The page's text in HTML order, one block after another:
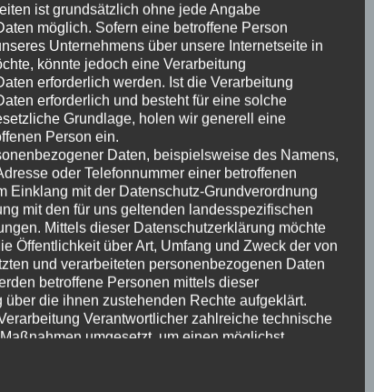
ist grundsätzlich ohne jede Angabe
möglich. Sofern eine betroffene Person
Unternehmens über unsere Internetseite in
könnte jedoch eine Verarbeitung
erforderlich werden. Ist die Verarbeitung
erforderlich und besteht für eine solche
Grundlage, holen wir generell eine
Person ein.
Daten, beispielsweise des Namens,
oder Telefonnummer einer betroffenen
Einklang mit der Datenschutz-Grundverordnung
mit den für uns geltenden landesspezifischen
Mittels dieser Datenschutzerklärung möchte
Öffentlichkeit über Art, Umfang und Zweck der von
und verarbeiteten personenbezogenen Daten
betroffene Personen mittels dieser
über die ihnen zustehenden Rechte aufgeklärt.
Verantwortlicher zahlreiche technische
umgesetzt, um einen möglichst
sicherzustellen. Dennoch können